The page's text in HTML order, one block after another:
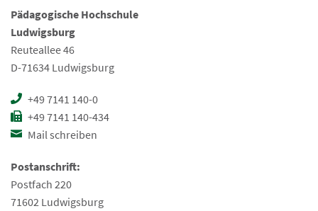
Pädagogische Hochschule
Ludwigsburg
Reuteallee 46
D-71634 Ludwigsburg
+49 7141 140-0
+49 7141 140-434
Mail schreiben
Postanschrift:
Postfach 220
71602 Ludwigsburg